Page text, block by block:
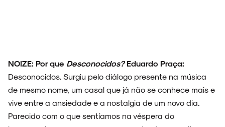
NOVIDADES
NOIZE RECORD CLUB
NOIZE: Por que Desconocidos? Eduardo Praça:
Desconocidos. Surgiu pelo diálogo presente na música
de mesmo nome, um casal que já não se conhece mais e
vive entre a ansiedade e a nostalgia de um novo dia.
Parecido com o que sentíamos na véspera do